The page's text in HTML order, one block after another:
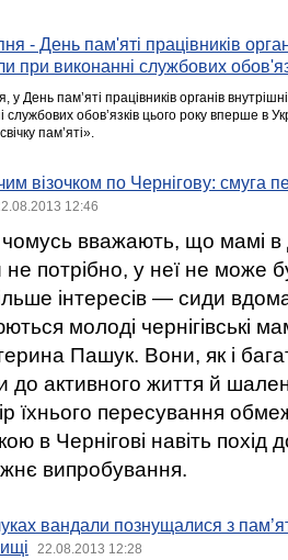
- День пам'яті працівників
при виконанні службових
у День пам’яті працівників органів
службових обов’язків цього року вперше в
пам’яті».
візочком по Чернігову: смуга
12:46
вважають, що мамі в
не потрібно, у неї не може
інтересів — сиди
молоді чернігівські
Пашук. Вони, як і
до активного життя й
їхнього пересування
в Чернігові навіть
випробування.
вандали познущалися з
22.08.2013 12:28